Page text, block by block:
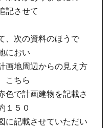
記させて
、次の資料のほうで
におい
画地周辺からの見え方
こちら
色で計画建物を記載さ
１５０
に記載させていただい